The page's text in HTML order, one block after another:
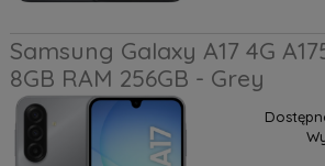
Samsung Galaxy A17 4G
8GB RAM 256GB - Grey